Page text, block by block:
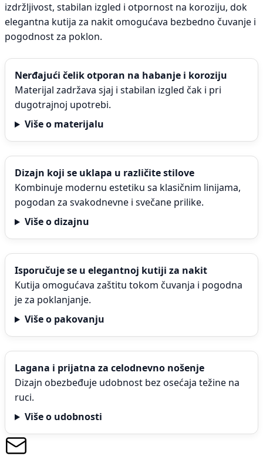
izdržljivost, stabilan izgled i otpornost na koroziju, dok
elegantna kutija za nakit omogućava bezbedno čuvanje i
pogodnost za poklon.
Nerđajući čelik otporan na habanje i koroziju
Materijal zadržava sjaj i stabilan izgled čak i pri
dugotrajnoj upotrebi.
Više o materijalu
Dizajn koji se uklapa u različite stilove
Kombinuje modernu estetiku sa klasičnim linijama,
pogodan za svakodnevne i svečane prilike.
Više o dizajnu
Isporučuje se u elegantnoj kutiji za nakit
Kutija omogućava zaštitu tokom čuvanja i pogodna
je za poklanjanje.
Više o pakovanju
Lagana i prijatna za celodnevno nošenje
Dizajn obezbeđuje udobnost bez osećaja težine na
ruci.
Više o udobnosti